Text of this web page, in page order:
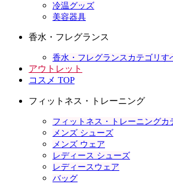
冷温グッズ
美容器具
香水・フレグランス
香水・フレグランスカテゴリす
アウトレット
コスメ TOP
フィットネス・トレーニング
フィットネス・トレーニングカ
メンズ シューズ
メンズ ウェア
レディース シューズ
レディースウェア
バッグ